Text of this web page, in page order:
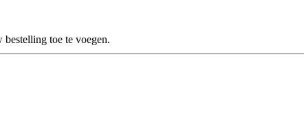
toe te voegen.